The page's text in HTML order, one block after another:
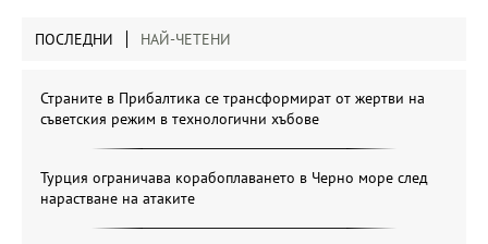
ПОСЛЕДНИ НАЙ-ЧЕТЕНИ
Страните в Прибалтика се трансформират от жертви на
съветския режим в технологични хъбове
Турция ограничава корабоплаването в Черно море след
нарастване на атаките